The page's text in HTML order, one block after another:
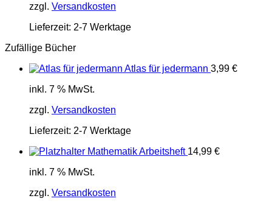
zzgl. Versandkosten
Lieferzeit: 2-7 Werktage
Zufällige Bücher
Atlas für jedermann 3,99 €
inkl. 7 % MwSt.
zzgl. Versandkosten
Lieferzeit: 2-7 Werktage
Mathematik Arbeitsheft 14,99 €
inkl. 7 % MwSt.
zzgl. Versandkosten